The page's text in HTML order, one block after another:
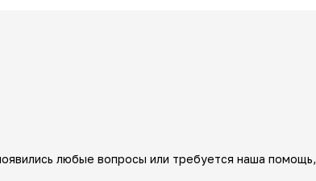
любые вопросы или требуется наша помощь,